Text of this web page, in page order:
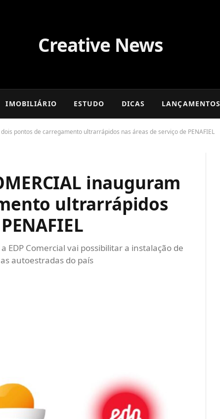
IMOBILIÁRIO ESTUDO DICAS LANÇAMENTOS
dois pontos de carregamento ultrarrápidos nas áreas de serviço de PENAFIEL
inauguram
ultrarrápidos
EDP Comercial vai possibilitar a instalação de
autoestradas do país